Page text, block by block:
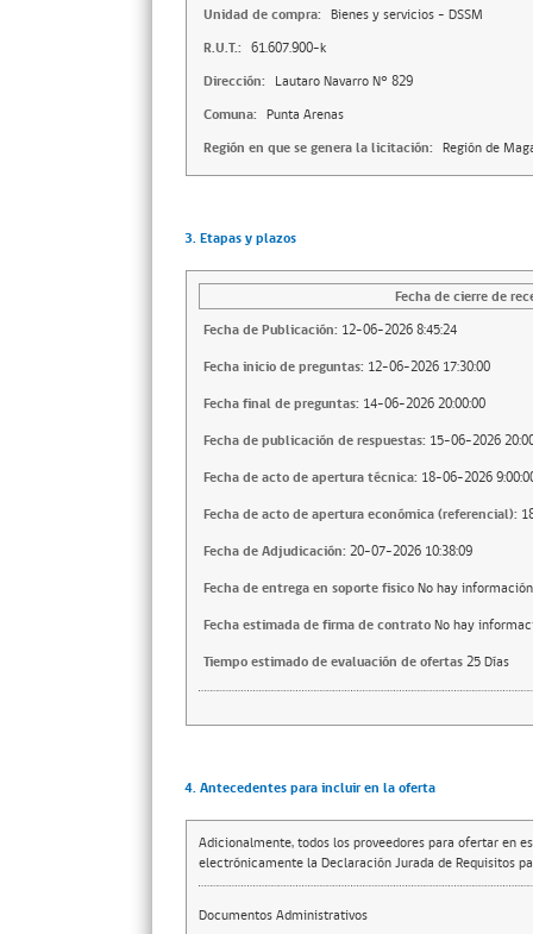
Unidad de compra: Bienes y servicios - DSSM
R.U.T.: 61.607.900-k
Dirección: Lautaro Navarro N° 829
Comuna: Punta Arenas
Región en que se genera la licitación: Región de
3. Etapas y plazos
Fecha de cierre de
Fecha de Publicación: 12-06-2026 8:45:24
Fecha inicio de preguntas: 12-06-2026 17:30:00
Fecha final de preguntas: 14-06-2026 20:00:00
Fecha de publicación de respuestas: 15-06-2026
Fecha de acto de apertura técnica: 18-06-2026
Fecha de acto de apertura económica (referencial):
Fecha de Adjudicación: 20-07-2026 10:38:09
Fecha de entrega en soporte fisicoNo hay información
Fecha estimada de firma de contratoNo hay
Tiempo estimado de evaluación de ofertas25 Días
4. Antecedentes para incluir en la oferta
Adicionalmente, todos los proveedores para ofertar en
electrónicamente la Declaración Jurada de Requisitos
Documentos Administrativos